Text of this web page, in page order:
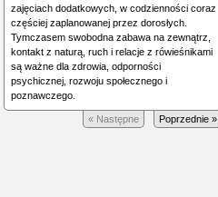
zajęciach dodatkowych, w codzienności coraz
częściej zaplanowanej przez dorosłych.
Tymczasem swobodna zabawa na zewnątrz,
kontakt z naturą, ruch i relacje z rówieśnikami
są ważne dla zdrowia, odporności
psychicznej, rozwoju społecznego i
poznawczego.
Poprzednie »
« Następne